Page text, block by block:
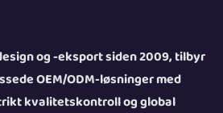
og -eksport siden 2009, tilbyr
OEM/ODM-løsninger med
kvalitetskontroll og global